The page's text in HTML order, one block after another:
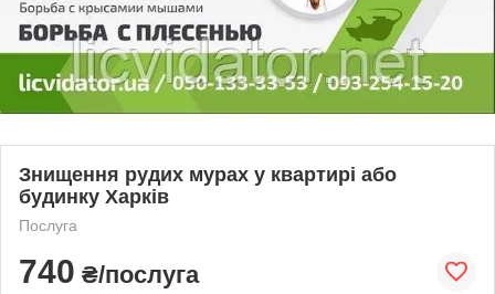
Знищення рудих мурах у квартирі або
будинку Харків
Послуга
740 ₴/послуга